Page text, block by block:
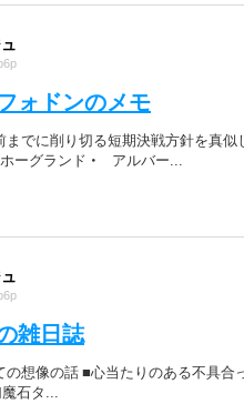
ォドンのメモ
でに削り切る短期決戦方針を真似
ーグランド ・ アルバー...
雑日誌
の想像の話 ■心当たりのある不具合
石タ...